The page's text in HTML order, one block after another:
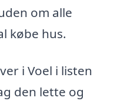
om alle
købe hus.
i Voel i listen
den lette og